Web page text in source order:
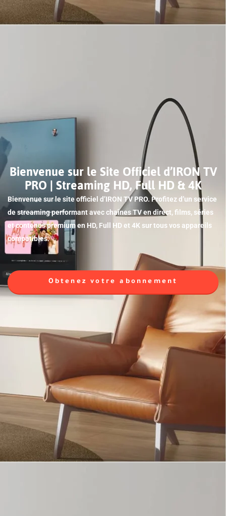
Bienvenue sur le Site Officiel d’IRON TV
PRO | Streaming HD, Full HD & 4K
Bienvenue sur le site officiel d’IRON TV PRO. Profitez d’un service
de streaming performant avec chaînes TV en direct, films, séries
et contenus premium en HD, Full HD et 4K sur tous vos appareils
compatibles.
Obtenez votre abonnement